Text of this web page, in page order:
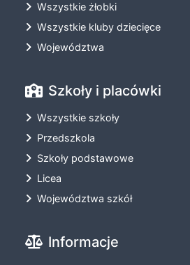
Wszystkie żłobki
Wszystkie kluby dziecięce
Województwa
Szkoły i placówki
Wszystkie szkoły
Przedszkola
Szkoły podstawowe
Licea
Województwa szkół
Informacje